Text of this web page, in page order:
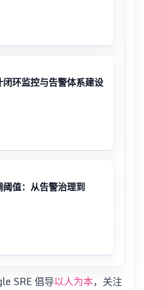
环监控与告警体系建设
值：从告警治理到
SRE 倡导以人为本，关注